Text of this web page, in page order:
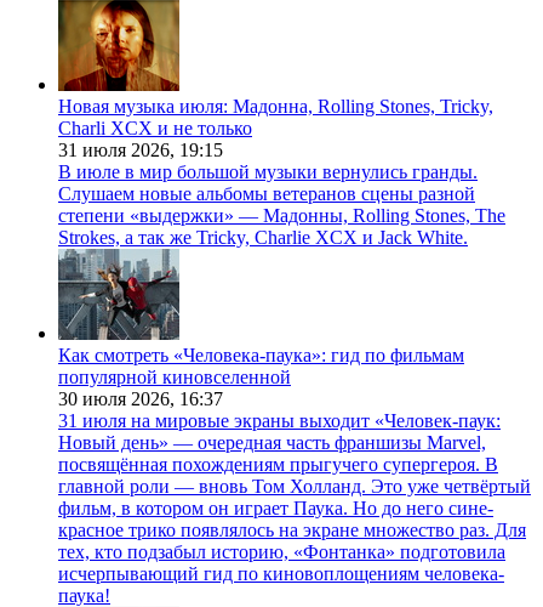
Новая музыка июля: Мадонна, Rolling Stones, Tricky,
Charli XCX и не только
31 июля 2026, 19:15
В июле в мир большой музыки вернулись гранды.
Слушаем новые альбомы ветеранов сцены разной
степени «выдержки» — Мадонны, Rolling Stones, The
Strokes, а так же Tricky, Charlie XCX и Jack White.
Как смотреть «Человека-паука»: гид по фильмам
популярной киновселенной
30 июля 2026, 16:37
31 июля на мировые экраны выходит «Человек-паук:
Новый день» — очередная часть франшизы Marvel,
посвящённая похождениям прыгучего супергероя. В
главной роли — вновь Том Холланд. Это уже четвёртый
фильм, в котором он играет Паука. Но до него сине-
красное трико появлялось на экране множество раз. Для
тех, кто подзабыл историю, «Фонтанка» подготовила
исчерпывающий гид по киновоплощениям человека-
паука!